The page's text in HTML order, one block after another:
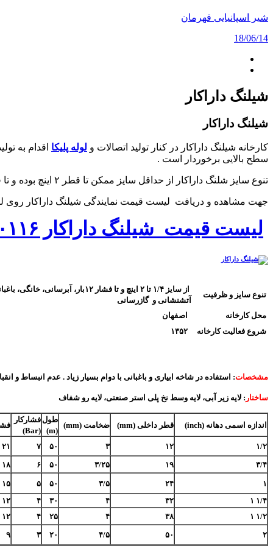
شیر اسپانیایی قهرمان
18/06/14
شیلنگ داراکار
شیلنگ داراکار
کارخانه شیلنگ داراکار در کنار تولید اتصالات و لوله پلیکا اقدام به
سطح بالایی برخوردار است .
تنوع سایز شلنگ داراکار از حداقل سایز ممکن تا قطر ۲ اینچ بوده و تا فشار ۱۲ بار میتواند در سیستم های آبرسانی , باغبانی , آتش نشانی و گازرسانی به کار گرفته شود .
جهت مشاهده و دریافت لیست قیمت نمایندگی شیلنگ داراکار روی
لیست قیمت شیلنگ داراکار ۰۰۰۱۱۶
تنوع سایز و ظرفیت
از سایز ۱/۴ تا ۲ اینچ و تا فشار ۱۲بار، آبرسانی،
آتشنشانی و گازرسانی
محل کارخانه
اصفهان
شروع فعالیت کارخانه
مشخصات: استفاده در شاخه ابیاری و باغبانی با دوام بسیار زیاد . عدم انبساط و
ساختار : لایه زیر آبی، لایه وسط نخ پلی استر صنعتی، لایه رو شفاف
اندازه اسمی دهانه (inch
) قطر داخلی (mm
) ضخامت (mm
)
طول
(
m
)
فشارکار
(
Bar
)
۱/۲ ۱۲ ۳ ۵۰ ۷
۲۱
۳/۴
۱۹ ۳/۲۵ ۵۰ ۶ ۱۸
۱ ۲۴ ۳/۵ ۵۰ ۵
۱۵
۱/۴ ۱
۳۲ ۴ ۳۰ ۴
۱۲
۱/۲ ۱
۳۸ ۴ ۲۵ ۴
۱۲
۲
۵۰ ۴/۵ ۲۰ ۳ ۹